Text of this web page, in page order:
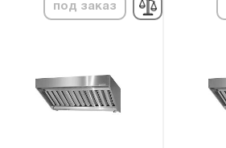
под заказ